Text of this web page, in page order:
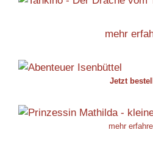
mehr
Jetzt
mehr